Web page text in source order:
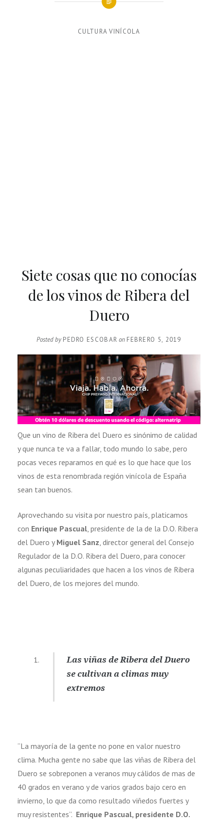
CULTURA VINÍCOLA
Siete cosas que no conocías
de los vinos de Ribera del
Duero
Posted by PEDRO ESCOBAR on FEBRERO 5, 2019
Que un vino de Ribera del Duero es sinónimo de calidad
y que nunca te va a fallar, todo mundo lo sabe, pero
pocas veces reparamos en qué es lo que hace que los
vinos de esta renombrada región vinícola de España
sean tan buenos.
Aprovechando su visita por nuestro país, platicamos
con Enrique Pascual, presidente de la de la D.O. Ribera
del Duero y Miguel Sanz, director general del Consejo
Regulador de la D.O. Ribera del Duero, para conocer
algunas peculiaridades que hacen a los vinos de Ribera
del Duero, de los mejores del mundo.
Las viñas de Ribera del Duero
se cultivan a climas muy
extremos
“La mayoría de la gente no pone en valor nuestro
clima. Mucha gente no sabe que las viñas de Ribera del
Duero se sobreponen a veranos muy cálidos de mas de
40 grados en verano y de varios grados bajo cero en
invierno, lo que da como resultado viñedos fuertes y
muy resistentes”. Enrique Pascual, presidente D.O.